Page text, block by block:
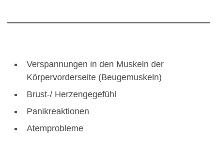
Verspannungen in den Muskeln der
Körpervorderseite (Beugemuskeln)
Brust-/ Herzengegefühl
Panikreaktionen
Atemprobleme